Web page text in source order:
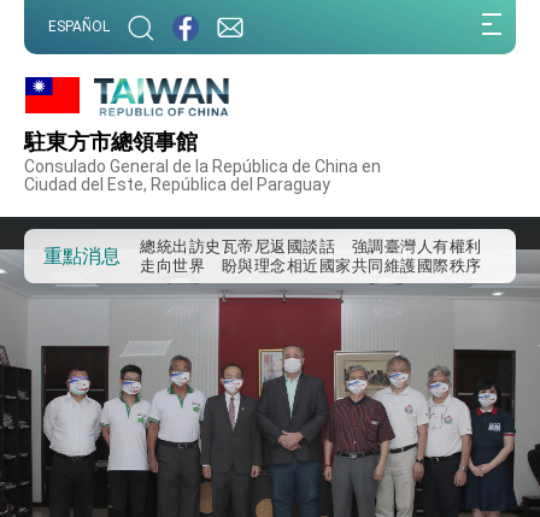
ESPAÑOL
駐東方市總領事館
Consulado General de la República de China en
Ciudad del Este, República del Paraguay
重點消息
我國政府將在美國亞利桑納州設立「駐鳳凰城辦
事處」，進一步深化台美交流合作
第一屆亞太在宅醫療大會開幕 總統盼分享臺灣
經驗為亞太醫療照護發展開創新里程碑
外交部發布WHA文宣影片「台灣醫療點亮世界」
及「台灣智慧醫療與健康產業展」預告短片，向
世界展現台灣守護全球健康的創新能量
總統出訪史瓦帝尼返國談話 強調臺灣人有權利
走向世界 盼與理念相近國家共同維護國際秩序
堅定走向世界 賴總統抵達史瓦帝尼王國進行國是
訪問
總統與五院院長新春茶敘 盼化分歧為團結、為
國家邁出合作第一步
總統農曆春節談話
台美貿易協議完成簽署達成6大目標、創5大歷史
性突破 總統強調將以3大面向加速臺灣經濟轉型
升級 籲請立院全力支持並盡速通過
臺美簽署「對等貿易協定」確立對等關稅15%且不
疊加 我輸美2072項產品豁免對等關稅